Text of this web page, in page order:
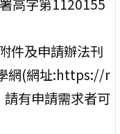
高字第1120155
件及申請辦法刊
網(網址:https://r
有申請需求者可